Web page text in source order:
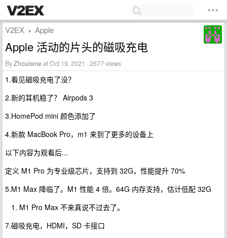
V2EX › Apple
Apple 活动的片头的磁吸充电
ByZhouismeat Oct 19, 2021 · 2677 views
1.看见磁吸充电了没？
2.新的耳机稳了？ Airpods 3
3.HomePod mini 颜色添加了
4.新款 MacBook Pro，m1 来到了更多的设备上
以下内容为观看后...
定义 M1 Pro 为专业级芯片，支持到 32G，性能提升 70%
5.M1 Max 降临了。M1 性能 4 倍。64G 内存支持，估计低配 32G
M1 Pro Max 不来真说不过去了。
7.磁吸充电，HDMI，SD 卡接口